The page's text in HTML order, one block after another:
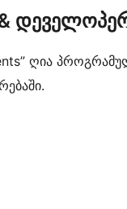
ღია